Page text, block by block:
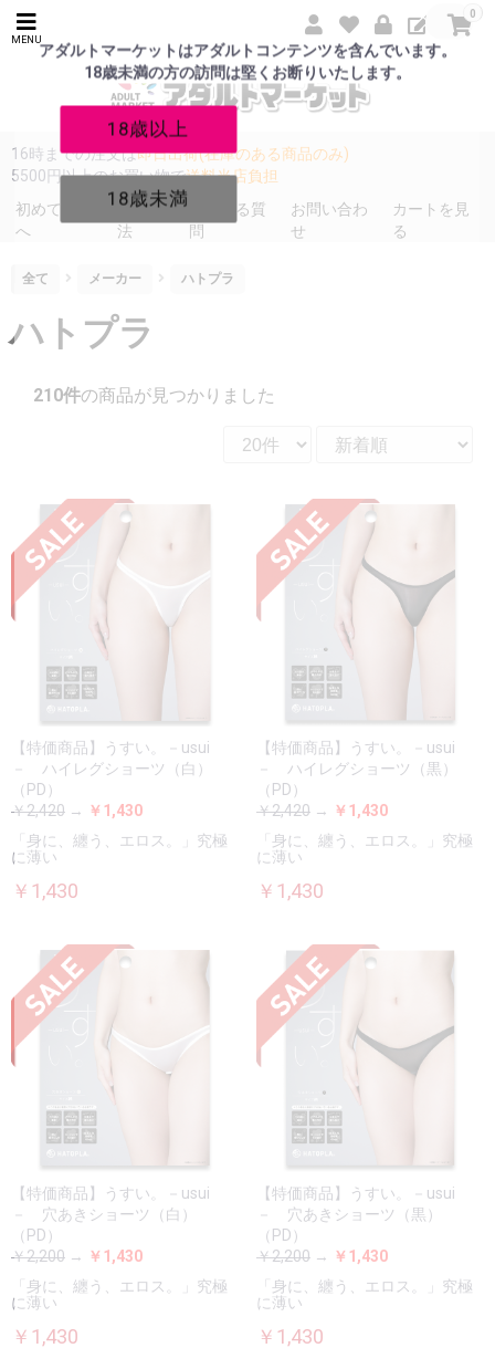
アダルトマーケットはアダルトコンテンツを含んでいます。
18歳未満の方の訪問は堅くお断りいたします。
18歳以上
18歳未満
MENU
0
16時までの注文は即日出荷(在庫のある商品のみ)
5500円以上のお買い物で送料当店負担
初めての方
へ
発送方
法
よくある質
問
お問い合わ
せ
カートを見
る
全て メーカー ハトプラ
ハトプラ
210件の商品が見つかりました
【特価商品】うすい。－usui
－ ハイレグショーツ（白）
（PD）
￥2,420 → ￥1,430
「身に、纏う、エロス。」究極
に薄い
￥1,430
【特価商品】うすい。－usui
－ ハイレグショーツ（黒）
（PD）
￥2,420 → ￥1,430
「身に、纏う、エロス。」究極
に薄い
￥1,430
【特価商品】うすい。－usui
－ 穴あきショーツ（白）
（PD）
￥2,200 → ￥1,430
「身に、纏う、エロス。」究極
に薄い
￥1,430
【特価商品】うすい。－usui
－ 穴あきショーツ（黒）
（PD）
￥2,200 → ￥1,430
「身に、纏う、エロス。」究極
に薄い
￥1,430